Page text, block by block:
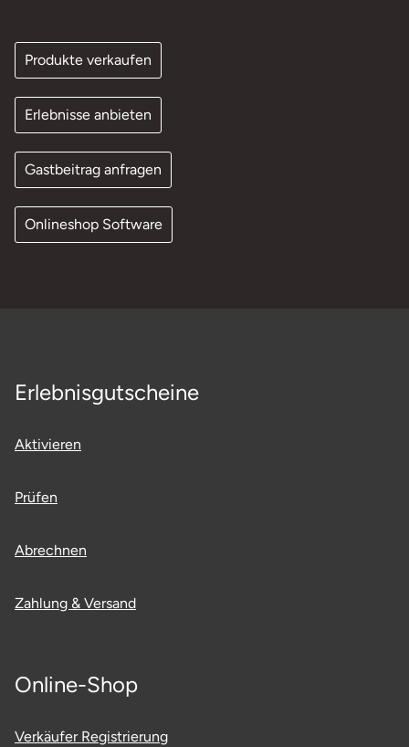
Produkte verkaufen
Erlebnisse anbieten
Gastbeitrag anfragen
Onlineshop Software
Erlebnisgutscheine
Aktivieren
Prüfen
Abrechnen
Zahlung & Versand
Online-Shop
Verkäufer Registrierung